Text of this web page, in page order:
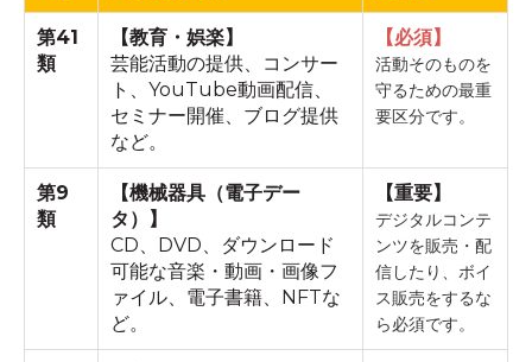
第41
類
【教育・娯楽】
芸能活動の提供、コンサー
ト、YouTube動画配信、
セミナー開催、ブログ提供
など。
【必須】
活動そのものを
守るための最重
要区分です。
第9
類
【機械器具（電子デー
タ）】
CD、DVD、ダウンロード
可能な音楽・動画・画像フ
ァイル、電子書籍、NFTな
ど。
【重要】
デジタルコンテ
ンツを販売・配
信したり、ボイ
ス販売をするな
ら必須です。